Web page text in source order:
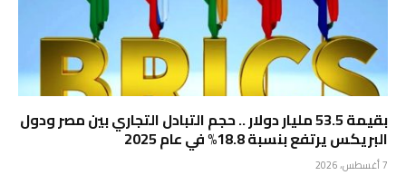
بقيمة 53.5 مليار دولار .. حجم التبادل التجاري بين مصر ودول
البريكس يرتفع بنسبة 18.8% في عام 2025
7 أغسطس، 2026